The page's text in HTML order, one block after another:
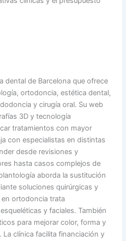
dental de Barcelona que ofrece
ortodoncia, estética dental,
y cirugía oral. Su web
3D y tecnología
tratamientos con mayor
con especialistas en distintas
desde revisiones y
hasta casos complejos de
aborda la sustitución
soluciones quirúrgicas y
ortodoncia trata
y faciales. También
para mejorar color, forma y
La clínica facilita financiación y